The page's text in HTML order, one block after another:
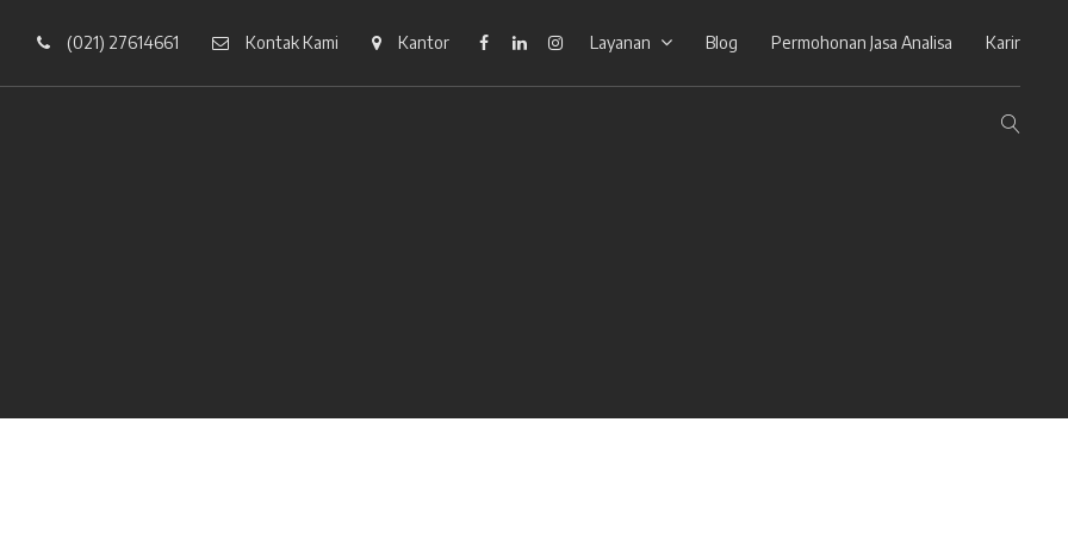
(021) 27614661 Kontak Kami Kantor FacebookLinkedinInstagram
Layanan Blog Permohonan Jasa Analisa Karir